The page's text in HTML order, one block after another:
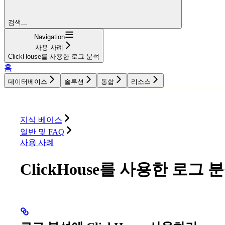
검색...
Navigation
사용 사례
ClickHouse를 사용한 로그 분석
홈
데이터베이스 솔루션 통합 리소스
지식 베이스
일반 및 FAQ
사용 사례
ClickHouse를 사용한 로그